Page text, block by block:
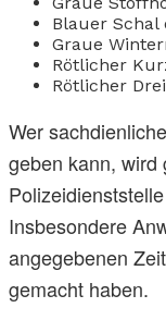
Blauer
Graue
Rötlicher
Rötlicher
Wer
geben kann, wird
Insbesondere
angegebenen
gemacht haben.